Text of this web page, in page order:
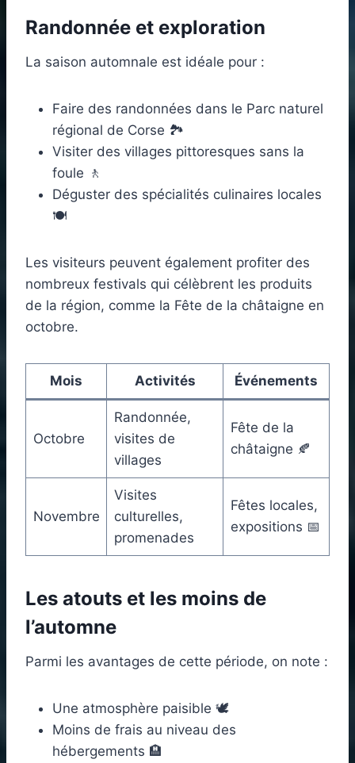
Randonnée et exploration
La saison automnale est idéale pour :
Faire des randonnées dans le Parc naturel
régional de Corse 🏞️
Visiter des villages pittoresques sans la
foule 🚶
Déguster des spécialités culinaires locales
🍽️
Les visiteurs peuvent également profiter des
nombreux festivals qui célèbrent les produits
de la région, comme la Fête de la châtaigne en
octobre.
Mois Activités Événements
Octobre
Randonnée,
visites de
villages
Fête de la
châtaigne 🍂
Novembre
Visites
culturelles,
promenades
Fêtes locales,
expositions 📅
Les atouts et les moins de
l’automne
Parmi les avantages de cette période, on note :
Une atmosphère paisible 🕊️
Moins de frais au niveau des
hébergements 🏨